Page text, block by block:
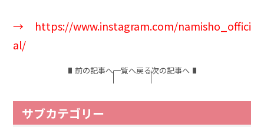
→ https://www.instagram.com/namisho_offici
al/
前の記事へ一覧へ戻る次の記事へ
サブカテゴリー